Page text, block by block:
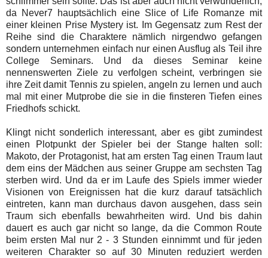
da Never7 hauptsächlich eine Slice of Life Romanze mit
einer kleinen Prise Mystery ist. Im Gegensatz zum Rest der
Reihe sind die Charaktere nämlich nirgendwo gefangen
sondern unternehmen einfach nur einen Ausflug als Teil ihre
College Seminars. Und da dieses Seminar keine
nennenswerten Ziele zu verfolgen scheint, verbringen sie
ihre Zeit damit Tennis zu spielen, angeln zu lernen und auch
mal mit einer Mutprobe die sie in die finsteren Tiefen eines
Friedhofs schickt.
Klingt nicht sonderlich interessant, aber es gibt zumindest
einen Plotpunkt der Spieler bei der Stange halten soll:
Makoto, der Protagonist, hat am ersten Tag einen Traum laut
dem eins der Mädchen aus seiner Gruppe am sechsten Tag
sterben wird. Und da er im Laufe des Spiels immer wieder
Visionen von Ereignissen hat die kurz darauf tatsächlich
eintreten, kann man durchaus davon ausgehen, dass sein
Traum sich ebenfalls bewahrheiten wird. Und bis dahin
dauert es auch gar nicht so lange, da die Common Route
beim ersten Mal nur 2 - 3 Stunden einnimmt und für jeden
weiteren Charakter so auf 30 Minuten reduziert werden